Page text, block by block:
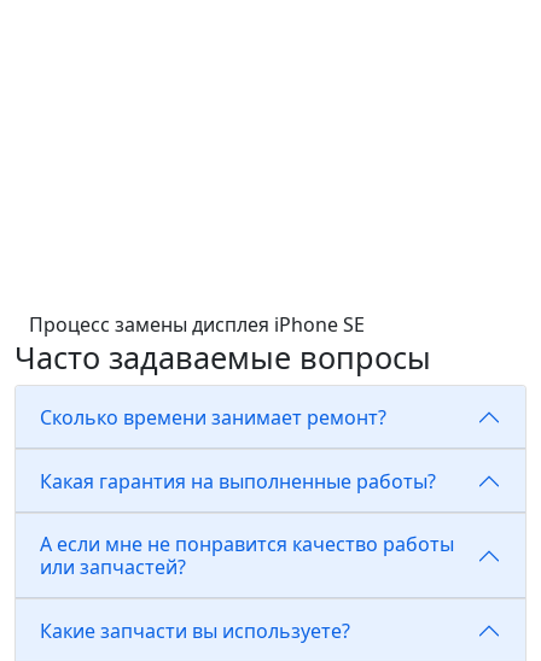
Процесс замены дисплея iPhone SE
Часто задаваемые вопросы
Сколько времени занимает ремонт?
Какая гарантия на выполненные работы?
А если мне не понравится качество работы
или запчастей?
Какие запчасти вы используете?